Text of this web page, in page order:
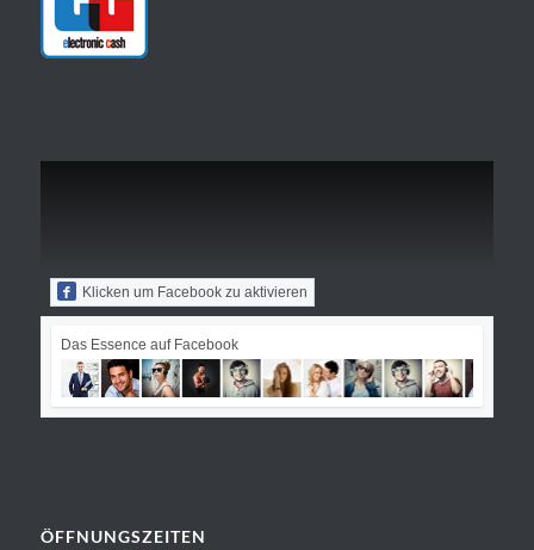
Klicken um Facebook zu aktivieren
Das Essence auf Facebook
ÖFFNUNGSZEITEN